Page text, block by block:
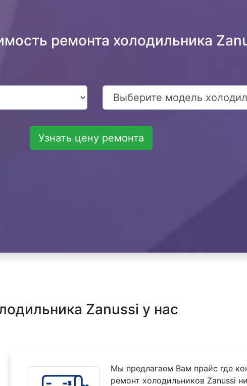
ремонта холодильника
Узнать цену ремонта
Zanussi у нас
Мы предлагаем Вам прайс где
ремонт холодильников Zanussi